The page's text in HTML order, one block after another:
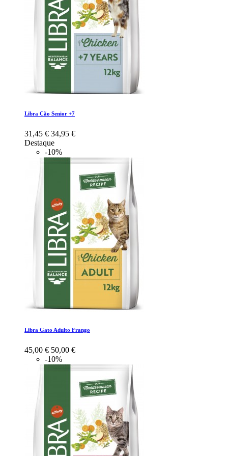
Libra Cão Senior +7
31,45 € 34,95 €
Destaque
-10%
Libra Gato Adulto Frango
45,00 € 50,00 €
-10%